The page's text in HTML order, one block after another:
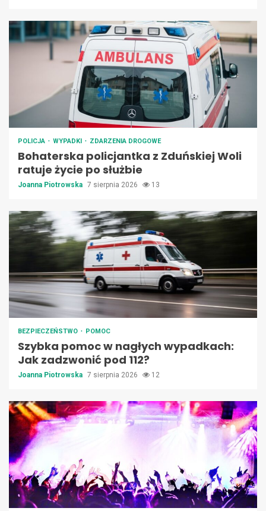
POLICJA WYPADKI ZDARZENIA DROGOWE
Bohaterska policjantka z Zduńskiej Woli
ratuje życie po służbie
Joanna Piotrowska 7 sierpnia 2026 13
BEZPIECZEŃSTWO POMOC
Szybka pomoc w nagłych wypadkach:
Jak zadzwonić pod 112?
Joanna Piotrowska 7 sierpnia 2026 12